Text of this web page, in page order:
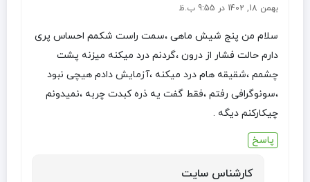
بهمن 18, 1402 در 9:55 ب.ظ
سلام من پنج شیش ماهی ،سمت راست شکمم احساس پری
دارم حالت فشار از درون ،گردنم درد میکنه میزنه پشت
چشمم ،شقیقه هام درد میکنه ،آزمایش دادم هیچی نبود
،سونوگرافی رفتم ،فقط گفت یه ذره کبدت چربه ،نمیدونم
چیکارکنم دیگه .
پاسخ
کارشناس سایت